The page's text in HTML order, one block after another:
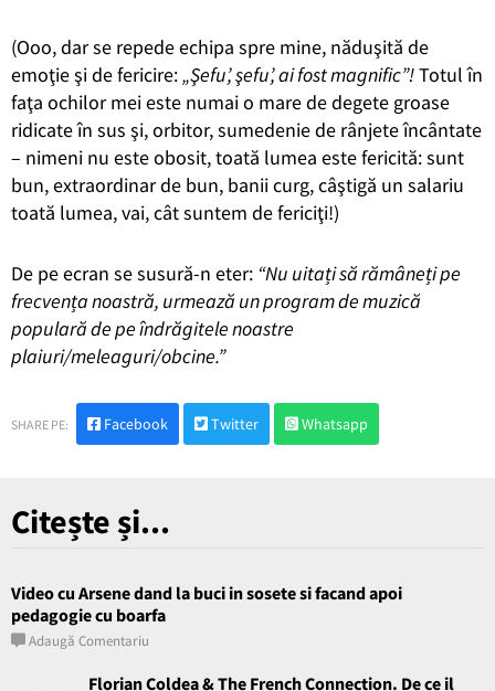
(Ooo, dar se repede echipa spre mine, năduşită de
emoţie şi de fericire:„Şefu’, şefu’, ai fost magnific”!Totul în
faţa ochilor mei este numai o mare de degete groase
ridicate în sus şi, orbitor, sumedenie de rânjete încântate
– nimeni nu este obosit, toată lumea este fericită: sunt
bun, extraordinar de bun, banii curg, câştigă un salariu
toată lumea, vai, cât suntem de fericiţi!)
De pe ecran se susură-n eter: “Nu uitați să rămâneți pe
frecvența noastră, urmează un program de muzică
populară de pe îndrăgitele noastre
plaiuri/meleaguri/obcine.”
SHARE PE: Facebook Twitter Whatsapp
Citește și...
Video cu Arsene dand la buci in sosete si facand apoi
pedagogie cu boarfa
Adaugă Comentariu
Florian Coldea & The French Connection. De ce il